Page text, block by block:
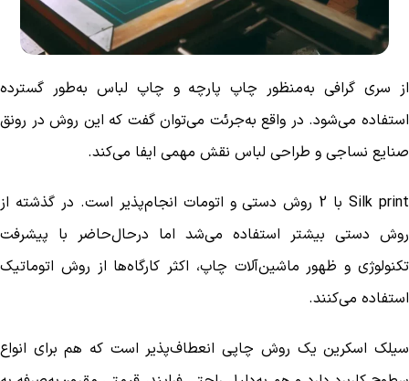
از سری گرافی به‌منظور چاپ پارچه و چاپ لباس به‌طور گسترده
استفاده می‌شود. در واقع به‌جرئت می‌توان گفت که این روش در رونق
صنایع نساجی و طراحی لباس نقش مهمی ایفا می‌کند.
Silk print با 2 روش دستی و اتومات انجام‌پذیر است. در گذشته از
روش دستی بیشتر استفاده می‌شد اما درحال‌حاضر با پیشرفت
تکنولوژی و ظهور ماشین‌آلات چاپ، اکثر کارگاه‌ها از روش اتوماتیک
استفاده می‌کنند.
سیلک اسکرین یک روش چاپی انعطاف‌پذیر است که هم برای انواع